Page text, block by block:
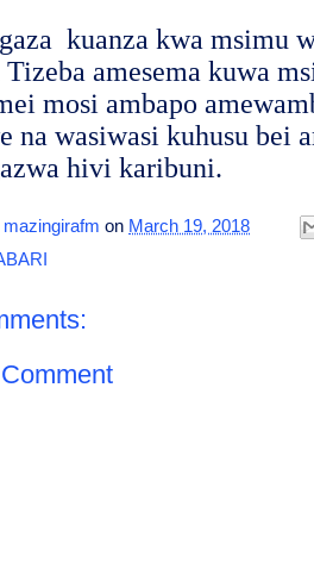
kuanza kwa msimu
amesema kuwa
mosi ambapo
na wasiwasi kuhusu bei
hivi karibuni.
mazingirafm on March 19, 2018